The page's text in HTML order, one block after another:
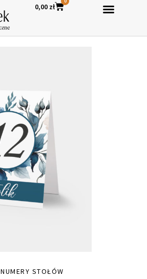
0,00 zł
NUMERY STOŁÓW